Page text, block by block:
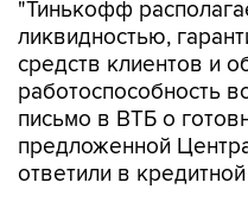
средств клиентов и
работоспособность
письмо в ВТБ о
предложенной
ответили в
Как сообщалось два